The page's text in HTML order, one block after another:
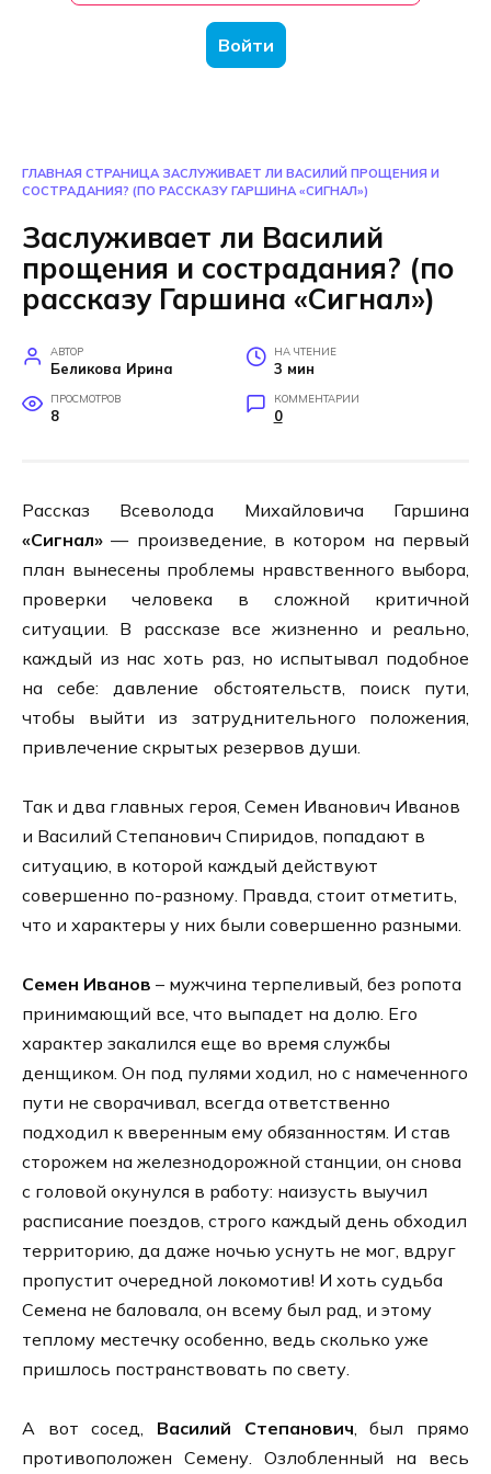
Войти
ГЛАВНАЯ СТРАНИЦА ЗАСЛУЖИВАЕТ ЛИ ВАСИЛИЙ ПРОЩЕНИЯ И
СОСТРАДАНИЯ? (ПО РАССКАЗУ ГАРШИНА «СИГНАЛ»)
Заслуживает ли Василий
прощения и сострадания? (по
рассказу Гаршина «Сигнал»)
АВТОР
Беликова Ирина
НА ЧТЕНИЕ
3 мин
ПРОСМОТРОВ
8
КОММЕНТАРИИ
0
Рассказ Всеволода Михайловича Гаршина
«Сигнал» — произведение, в котором на первый
план вынесены проблемы нравственного выбора,
проверки человека в сложной критичной
ситуации. В рассказе все жизненно и реально,
каждый из нас хоть раз, но испытывал подобное
на себе: давление обстоятельств, поиск пути,
чтобы выйти из затруднительного положения,
привлечение скрытых резервов души.
Так и два главных героя, Семен Иванович Иванов
и Василий Степанович Спиридов, попадают в
ситуацию, в которой каждый действуют
совершенно по-разному. Правда, стоит отметить,
что и характеры у них были совершенно разными.
Семен Иванов – мужчина терпеливый, без ропота
принимающий все, что выпадет на долю. Его
характер закалился еще во время службы
денщиком. Он под пулями ходил, но с намеченного
пути не сворачивал, всегда ответственно
подходил к вверенным ему обязанностям. И став
сторожем на железнодорожной станции, он снова
с головой окунулся в работу: наизусть выучил
расписание поездов, строго каждый день обходил
территорию, да даже ночью уснуть не мог, вдруг
пропустит очередной локомотив! И хоть судьба
Семена не баловала, он всему был рад, и этому
теплому местечку особенно, ведь сколько уже
пришлось постранствовать по свету.
А вот сосед, Василий Степанович, был прямо
противоположен Семену. Озлобленный на весь